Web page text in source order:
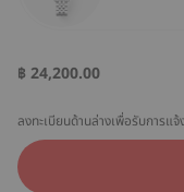
฿ 24,200.00
ลงทะเบียนด้านล่างเพื่อรับการแ